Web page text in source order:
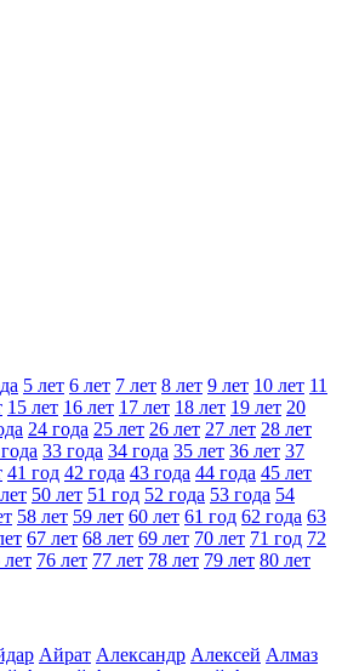
5 лет 6 лет 7 лет 8 лет 9 лет 10 лет 11
15 лет 16 лет 17 лет 18 лет 19 лет 20
24 года 25 лет 26 лет 27 лет 28 лет
33 года 34 года 35 лет 36 лет 37
41 год 42 года 43 года 44 года 45 лет
50 лет 51 год 52 года 53 года 54
58 лет 59 лет 60 лет 61 год 62 года 63
67 лет 68 лет 69 лет 70 лет 71 год 72
лет 76 лет 77 лет 78 лет 79 лет 80 лет
Айрат Александр Алексей Алмаз